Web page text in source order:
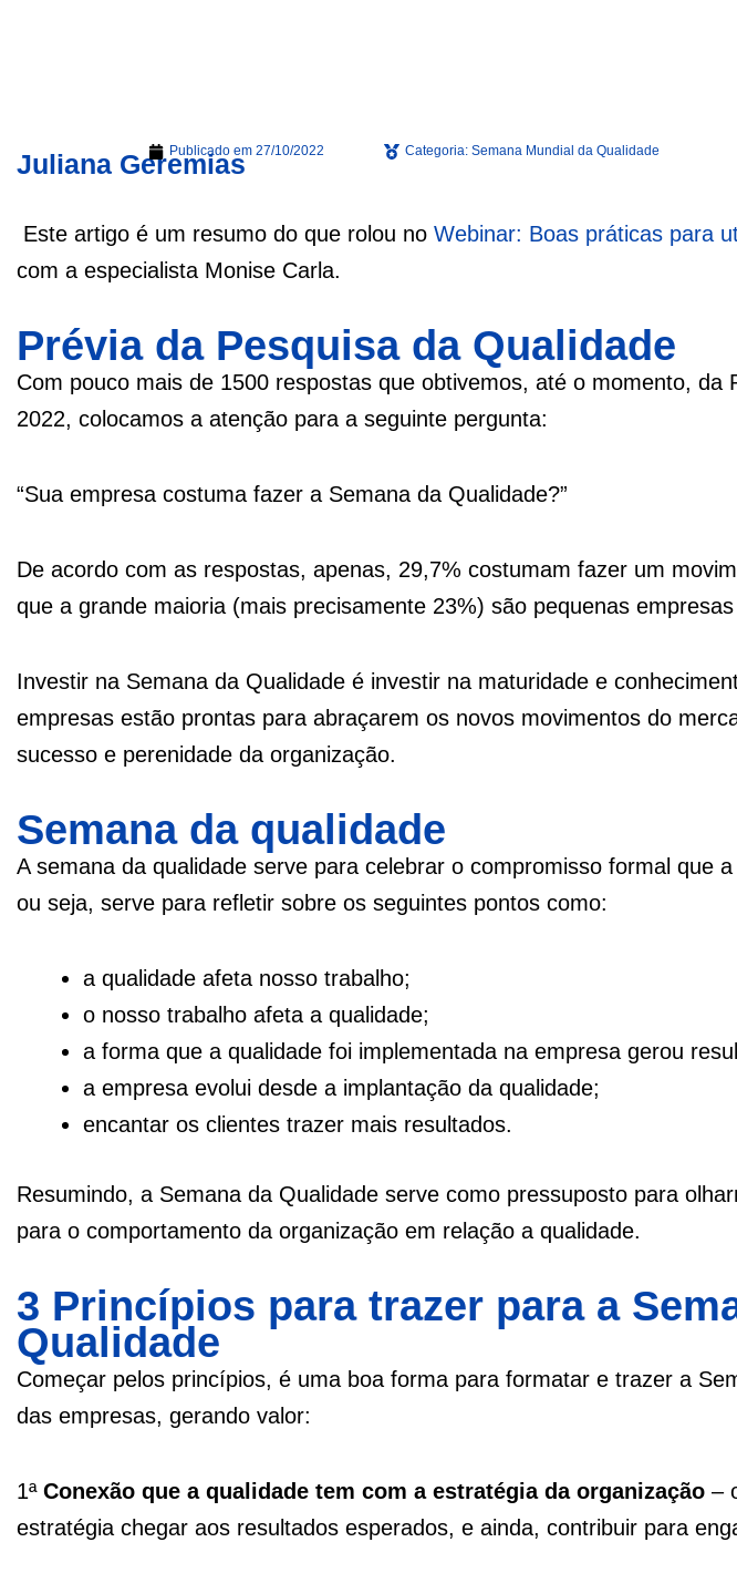
Juliana Geremias
Publicado em 27/10/2022 Categoria: Semana Mundial da Qualidade
Este artigo é um resumo do que rolou no Webinar: Boas práticas para
com a especialista Monise Carla.
Prévia da Pesquisa da Qualidade
Com pouco mais de 1500 respostas que obtivemos, até o momento, da
2022, colocamos a atenção para a seguinte pergunta:
“Sua empresa costuma fazer a Semana da Qualidade?”
De acordo com as respostas, apenas, 29,7% costumam fazer um
que a grande maioria (mais precisamente 23%) são pequenas
Investir na Semana da Qualidade é investir na maturidade e
empresas estão prontas para abraçarem os novos movimentos do
sucesso e perenidade da organização.
Semana da qualidade
A semana da qualidade serve para celebrar o compromisso formal que
ou seja, serve para refletir sobre os seguintes pontos como:
a qualidade afeta nosso trabalho;
o nosso trabalho afeta a qualidade;
a forma que a qualidade foi implementada na empresa gerou
a empresa evolui desde a implantação da qualidade;
encantar os clientes trazer mais resultados.
Resumindo, a Semana da Qualidade serve como pressuposto para
para o comportamento da organização em relação a qualidade.
3 Princípios para trazer para a
Qualidade
Começar pelos princípios, é uma boa forma para formatar e trazer a
das empresas, gerando valor:
1ª Conexão que a qualidade tem com a estratégia da organização –
estratégia chegar aos resultados esperados, e ainda, contribuir para